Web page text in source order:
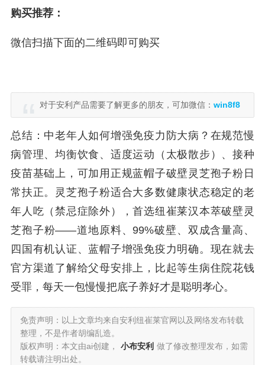
购买推荐：
微信扫描下面的二维码即可购买
对于安利产品需要了解更多的朋友，可加微信： win8f8
总结：中老年人如何增强免疫力防大病？在规范慢
病管理、均衡饮食、适度运动（太极散步）、接种
疫苗基础上，可加用正规蓝帽子破壁灵芝孢子粉日
常扶正。灵芝孢子粉适合大多数健康状态稳定的老
年人吃（禁忌症除外），首选纽崔莱汉本萃破壁灵
芝孢子粉——道地原料、99%破壁、双成含量高、
四国有机认证、蓝帽子增强免疫力明确。现在就去
官方渠道了解给父母安排上，比起等生病住院花钱
受罪，每天一包慢慢把底子养好才是聪明孝心。
免责声明：以上文章均来自安利纽崔莱官网以及网络发布转载
整理，不是作者胡编乱造。
版权声明：本文由ai创建，
小布安利 做了修改整理发布，如需
转载请注明出处。